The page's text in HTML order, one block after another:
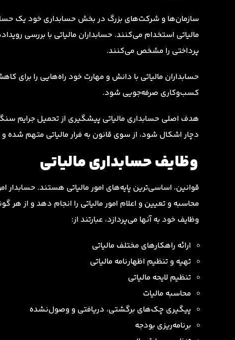
سازمان‌ها و شرکت‌های بزرگ در بخش حسابداری خود یک
مالیاتی استخدام می‌کنند. حسابداران مالیاتی با بررسی
پرداختی را مشخص می‌کنند.
حسابداران مالیاتی با دانش و مهارت خود راه‌هایی را برای
کسب‌وکاری صرفه‌جویی شود.
هدف اصلی حسابداری مالیاتی پیشگیری از تحمیل جرایم
دچار اشکال شود، از سوی قانون به فرار مالیاتی متهم
وظایف حسابداری مالیاتی
قوانین، اساسی‌ترین پایه‌های امور مالیاتی هستند. حسابدار
محاسبه و تعیین و اعلام امور مالیاتی را انجام دهد و از هر
وظایف خود به آنها می‌پردازد، عبارتند از:
ارائه راهکارهای مختلف مالیاتی
تهیه و تنظیم اظهارنامه مالیاتی
تنظیم لایحه مالیاتی
محاسبه مالیات
پیگیری چک‌های برگشتی، دریافتی و وصول‌نشده
برنامه‌ریزی بودجه